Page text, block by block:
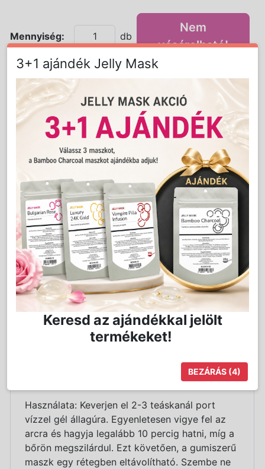
Mennyiség: db
Nem
vásárolható!
Újdonság!
Tőzegáfonyás Maszk 90 g
Cikkszám:8009408
A maszk kulcskomponense a magas
antioxidáns és C-vitamin tartalommal
rendelkező tőzegáfonya magőrlemény,
melynek köszönhetően a maszk feléleszti és
megvédi a bőrt a káros környezeti hatásokkal
szemben, valamint segíti csökkenteni a bőr
öregedésének első jeleit. Jelentős glükóz
tartalmának köszönhetően hidratáló hatással is
Használata: Keverjen el 2-3 teáskanál port
vízzel gél állagúra. Egyenletesen vigye fel az
arcra és hagyja legalább 10 percig hatni, míg a
bőrön megszilárdul. Ezt követően, a gumiszerű
maszk egy rétegben eltávolítható. Szembe ne
3+1 ajándék Jelly Mask
Keresd az ajándékkal jelölt
termékeket!
BEZÁRÁS (4)